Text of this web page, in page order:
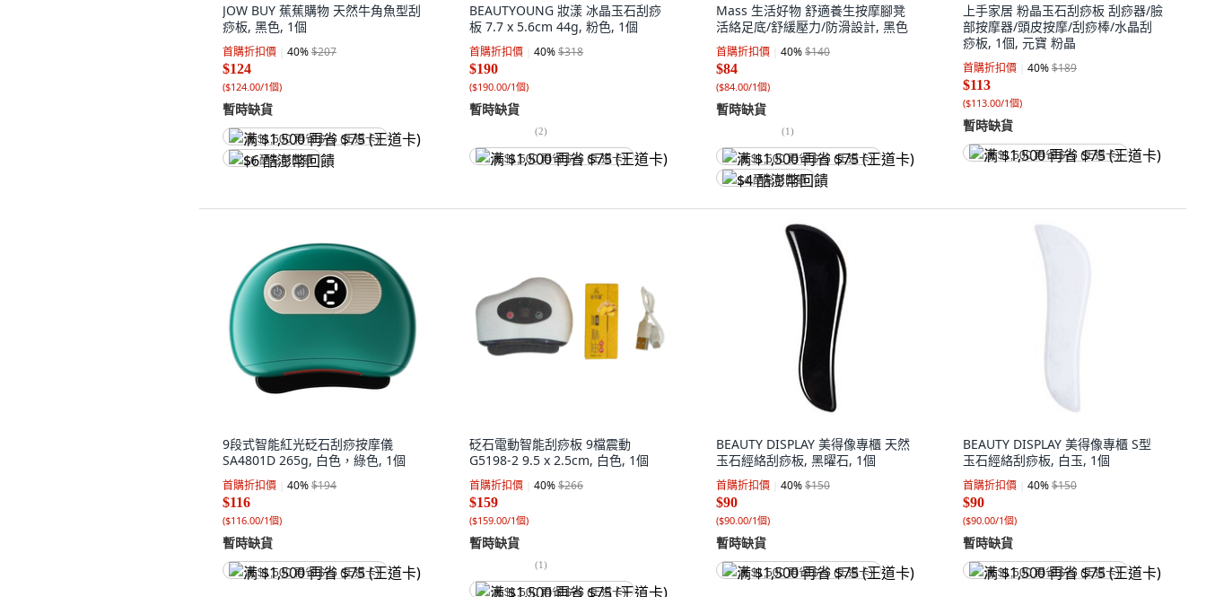
JOW BUY 蕉蕉購物 天然牛角魚型刮
痧板, 黑色, 1個
首購折扣價 40%$207
$124
($124.00/1個)
暫時缺貨
满 $1,500 再省 $75 (王道卡)
$6 酷澎幣回饋
BEAUTYOUNG 妝漾 冰晶玉石刮痧
板 7.7 x 5.6cm 44g, 粉色, 1個
首購折扣價 40%$318
$190
($190.00/1個)
暫時缺貨
(2)
满 $1,500 再省 $75 (王道卡)
Mass 生活好物 舒適養生按摩腳凳
活絡足底/舒緩壓力/防滑設計, 黑色
首購折扣價 40%$140
$84
($84.00/1個)
暫時缺貨
(1)
满 $1,500 再省 $75 (王道卡)
$4 酷澎幣回饋
上手家居 粉晶玉石刮痧板 刮痧器/臉
部按摩器/頭皮按摩/刮痧棒/水晶刮
痧板, 1個, 元寶 粉晶
首購折扣價 40%$189
$113
($113.00/1個)
暫時缺貨
满 $1,500 再省 $75 (王道卡)
9段式智能紅光砭石刮痧按摩儀
SA4801D 265g, 白色，綠色, 1個
首購折扣價 40%$194
$116
($116.00/1個)
暫時缺貨
满 $1,500 再省 $75 (王道卡)
砭石電動智能刮痧板 9檔震動
G5198-2 9.5 x 2.5cm, 白色, 1個
首購折扣價 40%$266
$159
($159.00/1個)
暫時缺貨
(1)
满 $1,500 再省 $75 (王道卡)
BEAUTY DISPLAY 美得像專櫃 天然
玉石經絡刮痧板, 黑曜石, 1個
首購折扣價 40%$150
$90
($90.00/1個)
暫時缺貨
满 $1,500 再省 $75 (王道卡)
BEAUTY DISPLAY 美得像專櫃 S型
玉石經絡刮痧板, 白玉, 1個
首購折扣價 40%$150
$90
($90.00/1個)
暫時缺貨
满 $1,500 再省 $75 (王道卡)